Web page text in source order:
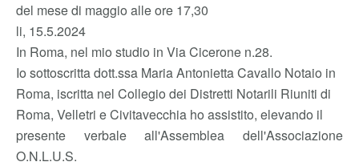
del mese di maggio alle ore 17,30
li, 15.5.2024
In Roma, nel mio studio in Via Cicerone n.28.
Io sottoscritta dott.ssa Maria Antonietta Cavallo Notaio in
Roma, iscritta nel Collegio dei Distretti Notarili Riuniti di
Roma, Velletri e Civitavecchia ho assistito, elevando il
presente verbale all'Assemblea dell'Associazione
O.N.L.U.S.